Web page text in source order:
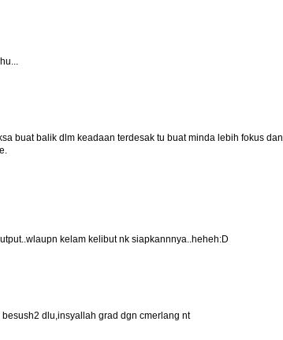
buat balik dlm keadaan terdesak tu buat minda lebih fokus dan
kelam kelibut nk siapkannnya..heheh:D
dlu,insyallah grad dgn cmerlang nt